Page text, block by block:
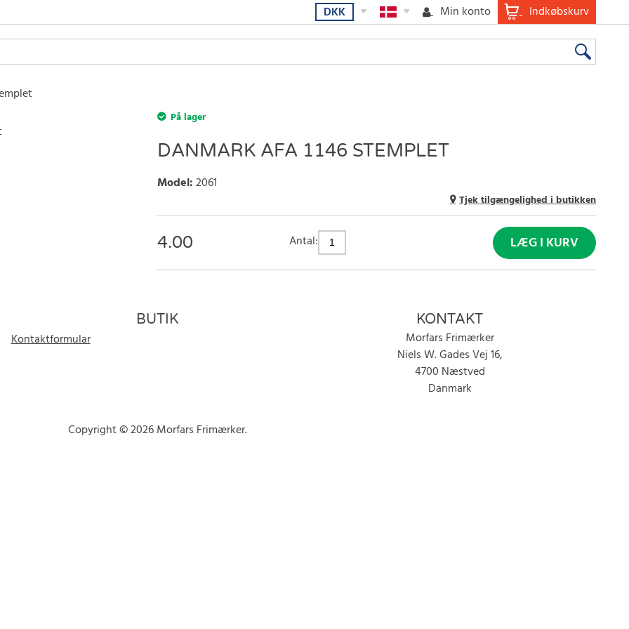
Indkøbskurv
Min konto
DKK
På lager
DANMARK AFA 1146 STEMPLET
Model:2061
Tjek tilgængelighed i butikken
4.00 Antal: LÆG I KURV
BUTIK
Kontaktformular
KONTAKT
Morfars Frimærker
Niels W. Gades Vej 16,
4700 Næstved
Danmark
Copyright © 2026 Morfars Frimærker.